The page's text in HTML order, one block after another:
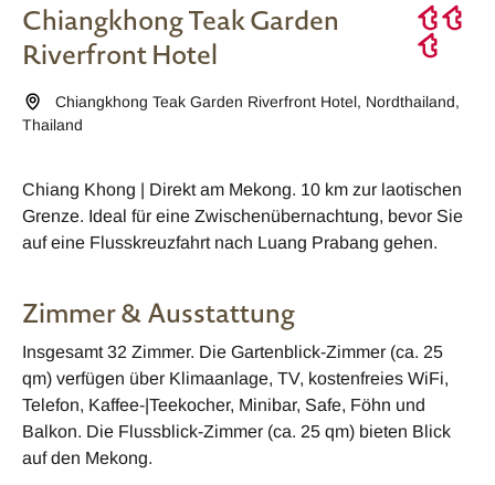
Chiangkhong Teak Garden
Riverfront Hotel
Chiangkhong Teak Garden Riverfront Hotel, Nordthailand,
Thailand
Chiang Khong | Direkt am Mekong. 10 km zur laotischen
Grenze. Ideal für eine Zwischenübernachtung, bevor Sie
auf eine Flusskreuzfahrt nach Luang Prabang gehen.
Zimmer & Ausstattung
Insgesamt 32 Zimmer. Die Gartenblick-Zimmer (ca. 25
qm) verfügen über Klimaanlage, TV, kostenfreies WiFi,
Telefon, Kaffee-|Teekocher, Minibar, Safe, Föhn und
Balkon. Die Flussblick-Zimmer (ca. 25 qm) bieten Blick
auf den Mekong.